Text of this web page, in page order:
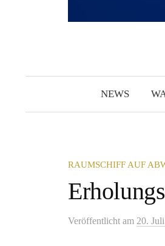
NEWS
RAUMSCHIFF AUF
Veröffentlicht am 20.